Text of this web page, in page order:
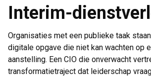
Interim-
Organisaties met een publieke taak
digitale opgave die niet kan wachten op
aanstelling. Een CIO die onverwacht
transformatietraject dat leiderschap